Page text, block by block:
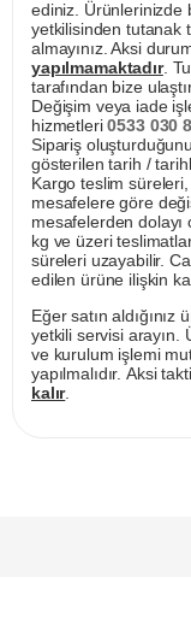
ediniz. Ürünlerinizde
yetkilisinden tutanak
almayınız. Aksi
yapılmamaktadır.
tarafından bize
Değişim veya iade
hizmetleri0533 030
Sipariş
gösterilen tarih /
Kargo teslim
mesafelere göre
mesafelerden
kg ve üzeri
süreleri uzayabilir.
edilen ürüne ilişkin
Eğer satın
yetkili servisi arayın.
ve kurulum işlemi
yapılmalıdır. Aksi
kalır.